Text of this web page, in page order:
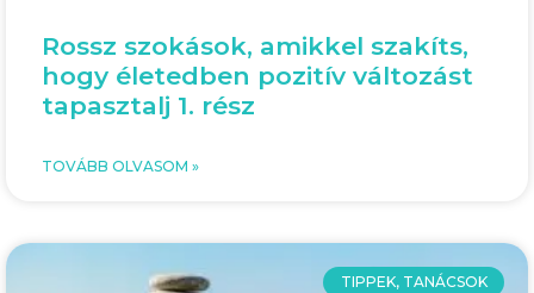
Rossz szokások, amikkel szakíts,
hogy életedben pozitív változást
tapasztalj 1. rész
TOVÁBB OLVASOM »
TIPPEK, TANÁCSOK